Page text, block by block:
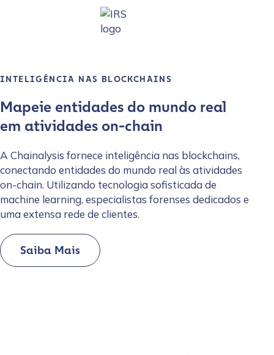
INTELIGÊNCIA NAS BLOCKCHAINS
Mapeie entidades do mundo real
em atividades on-chain
A Chainalysis fornece inteligência nas blockchains,
conectando entidades do mundo real às atividades
on-chain. Utilizando tecnologia sofisticada de
machine learning, especialistas forenses dedicados e
uma extensa rede de clientes.
Saiba Mais